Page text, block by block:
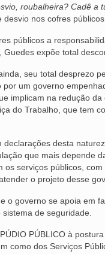
roubalheira? Cadê a
nos cofres públicos.
públicos a
expõe total
seu total desprezo
por um governo
implicam na redução
do Trabalho, que tem
declarações desta
que mais depende
os serviços públicos,
o projeto desse
o governo se apoia em
de seguridade.
PÚBLICO à
como dos Serviços